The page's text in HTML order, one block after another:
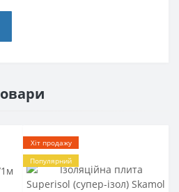
Хіт продажу
Популярний